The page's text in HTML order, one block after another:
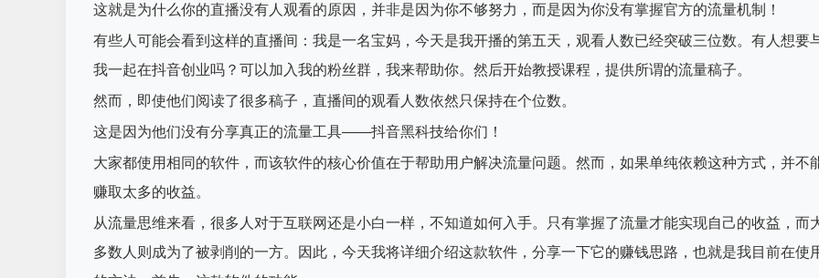
这就是为什么你的直播没有人观看的原因，并非是因为你不够努力，而是因为你没有掌握官方的流量机制！
有些人可能会看到这样的直播间：我是一名宝妈，今天是我开播的第五天，观看人数已经突破三位数。有人想要
我一起在抖音创业吗？可以加入我的粉丝群，我来帮助你。然后开始教授课程，提供所谓的流量稿子。
然而，即使他们阅读了很多稿子，直播间的观看人数依然只保持在个位数。
这是因为他们没有分享真正的流量工具——抖音黑科技给你们！
大家都使用相同的软件，而该软件的核心价值在于帮助用户解决流量问题。然而，如果单纯依赖这种方式，并不
赚取太多的收益。
从流量思维来看，很多人对于互联网还是小白一样，不知道如何入手。只有掌握了流量才能实现自己的收益，而
多数人则成为了被剥削的一方。因此，今天我将详细介绍这款软件，分享一下它的赚钱思路，也就是我目前在使